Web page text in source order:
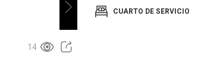
14
CUARTO DE SERVICIO